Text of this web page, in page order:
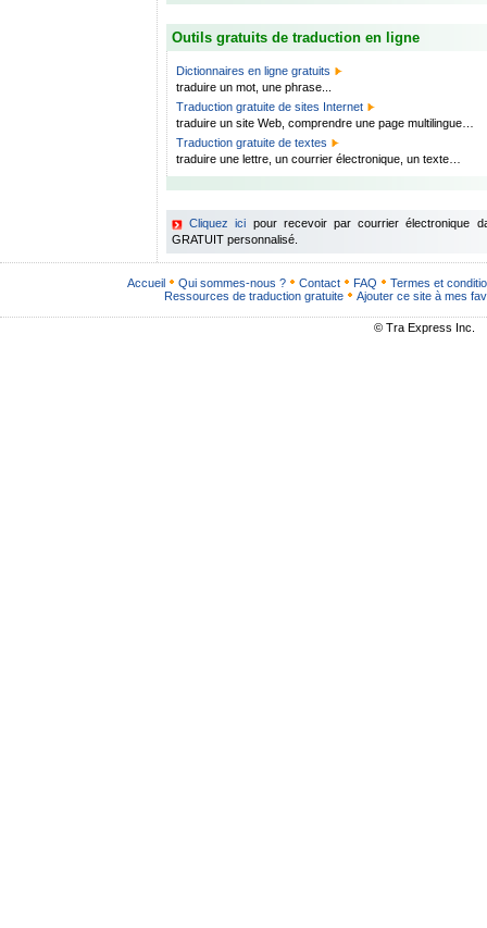
Outils gratuits de traduction en ligne
Dictionnaires en ligne gratuits
traduire un mot, une phrase...
Traduction gratuite de sites Internet
traduire un site Web, comprendre une page multilingue…
Traduction gratuite de textes
traduire une lettre, un courrier électronique, un texte…
Cliquez ici pour recevoir par courrier électronique
GRATUIT personnalisé.
Accueil Qui sommes-nous ? Contact FAQ
Termes et
Ressources de traduction gratuite
Ajouter ce site à mes
© Tra Express Inc.